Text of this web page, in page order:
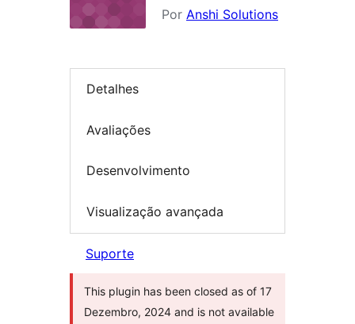
Por Anshi Solutions
Detalhes
Avaliações
Desenvolvimento
Visualização avançada
Suporte
This plugin has been closed as of 17
Dezembro, 2024 and is not available